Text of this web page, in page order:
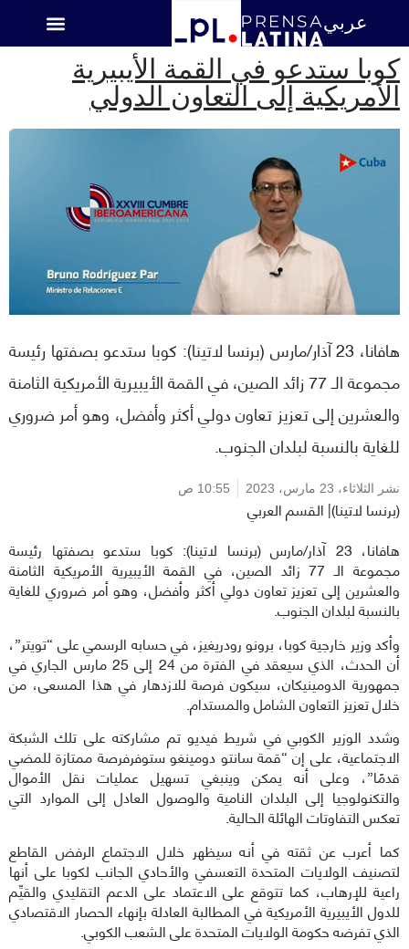
عربي
كوبا ستدعو في القمة الأيبيرية
الأمريكية إلى التعاون الدولي
هافانا، 23 آذار/مارس (برنسا لاتينا): كوبا ستدعو بصفتها رئيسة
مجموعة الـ 77 زائد الصين، في القمة الأيبيرية الأمريكية الثامنة
والعشرين إلى تعزيز تعاون دولي أكثر وأفضل، وهو أمر ضروري
للغاية بالنسبة لبلدان الجنوب.
نشر الثلاثاء، 23 مارس، 2023 10:55 ص
(برنسا لاتينا)| القسم العربي
هافانا، 23 آذار/مارس (برنسا لاتينا): كوبا ستدعو بصفتها رئيسة
مجموعة الـ 77 زائد الصين، في القمة الأيبيرية الأمريكية الثامنة
والعشرين إلى تعزيز تعاون دولي أكثر وأفضل، وهو أمر ضروري للغاية
بالنسبة لبلدان الجنوب.
وأكد وزير خارجية كوبا، برونو رودريغيز، في حسابه الرسمي على “تويتر”،
أن الحدث، الذي سيعقد في الفترة من 24 إلى 25 مارس الجاري في
جمهورية الدومينيكان، سيكون فرصة للازدهار في هذا المسعى، من
خلال تعزيز التعاون الشامل والمستدام.
وشدد الوزير الكوبي في شريط فيديو تم مشاركته على تلك الشبكة
الاجتماعية، على إن “قمة سانتو دومينغو ستوفرفرصة ممتازة للمضي
قدمًا”، وعلى أنه يمكن وينبغي تسهيل عمليات نقل الأموال
والتكنولوجيا إلى البلدان النامية والوصول العادل إلى الموارد التي
تعكس التفاوتات الهائلة الحالية.
كما أعرب عن ثقته في أنه سيظهر خلال الاجتماع الرفض القاطع
لتصنيف الولايات المتحدة التعسفي والأحادي الجانب لكوبا على أنها
راعية للإرهاب، كما تتوقع على الاعتماد على الدعم التقليدي والقيِّم
للدول الأيبيرية الأمريكية في المطالبة العادلة بإنهاء الحصار الاقتصادي
الذي تفرضه حكومة الولايات المتحدة على الشعب الكوبي.